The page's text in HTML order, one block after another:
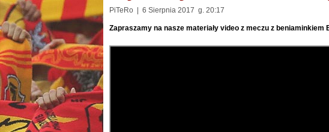
PiTeRo | 6 Sierpnia 2017 g. 20:17
Zapraszamy na nasze materiały video z meczu z beniaminkiem